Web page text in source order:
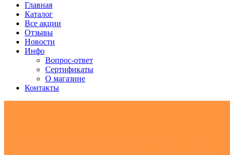
Главная
Каталог
Все акции
Отзывы
Новости
Инфо
Вопрос-ответ
Сертификаты
О магазине
Контакты